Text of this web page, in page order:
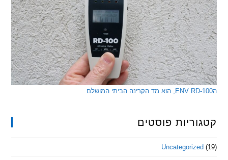
פוסטים